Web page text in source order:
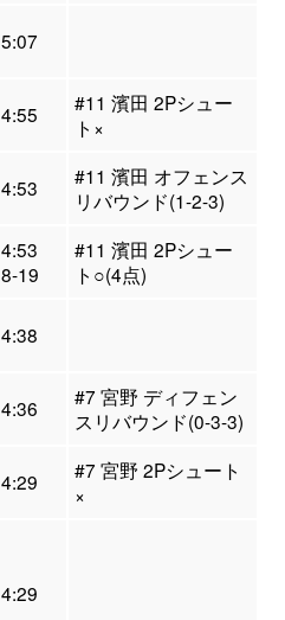
5:07
4:55
#11 濱田 2Pシュー
ト×
4:53
#11 濱田 オフェンス
リバウンド(1-2-3)
4:53
8-19
#11 濱田 2Pシュー
ト○(4点)
4:38
4:36
#7 宮野 ディフェン
スリバウンド(0-3-3)
4:29
#7 宮野 2Pシュート
×
4:29